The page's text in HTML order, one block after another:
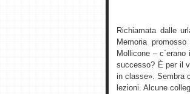
Richiamata dalle
Memoria
Mollicone –
successo? È per il
in classe». Sembra
lezioni. Alcune